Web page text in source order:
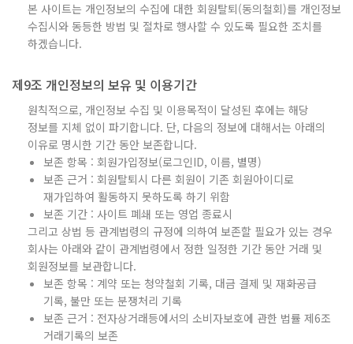
본 사이트는 개인정보의 수집에 대한 회원탈퇴(동의철회)를 개인정보
수집시와 동등한 방법 및 절차로 행사할 수 있도록 필요한 조치를
하겠습니다.
제9조 개인정보의 보유 및 이용기간
원칙적으로, 개인정보 수집 및 이용목적이 달성된 후에는 해당
정보를 지체 없이 파기합니다. 단, 다음의 정보에 대해서는 아래의
이유로 명시한 기간 동안 보존합니다.
보존 항목 : 회원가입정보(로그인ID, 이름, 별명)
보존 근거 : 회원탈퇴시 다른 회원이 기존 회원아이디로
재가입하여 활동하지 못하도록 하기 위함
보존 기간 : 사이트 폐쇄 또는 영업 종료시
그리고 상법 등 관계법령의 규정에 의하여 보존할 필요가 있는 경우
회사는 아래와 같이 관계법령에서 정한 일정한 기간 동안 거래 및
회원정보를 보관합니다.
보존 항목 : 계약 또는 청약철회 기록, 대금 결제 및 재화공급
기록, 불만 또는 분쟁처리 기록
보존 근거 : 전자상거래등에서의 소비자보호에 관한 법률 제6조
거래기록의 보존